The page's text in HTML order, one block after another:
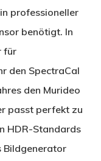
professioneller
benötigt. In
für
den SpectraCal
den Murideo
passt perfekt zu
HDR-Standards
Bildgenerator